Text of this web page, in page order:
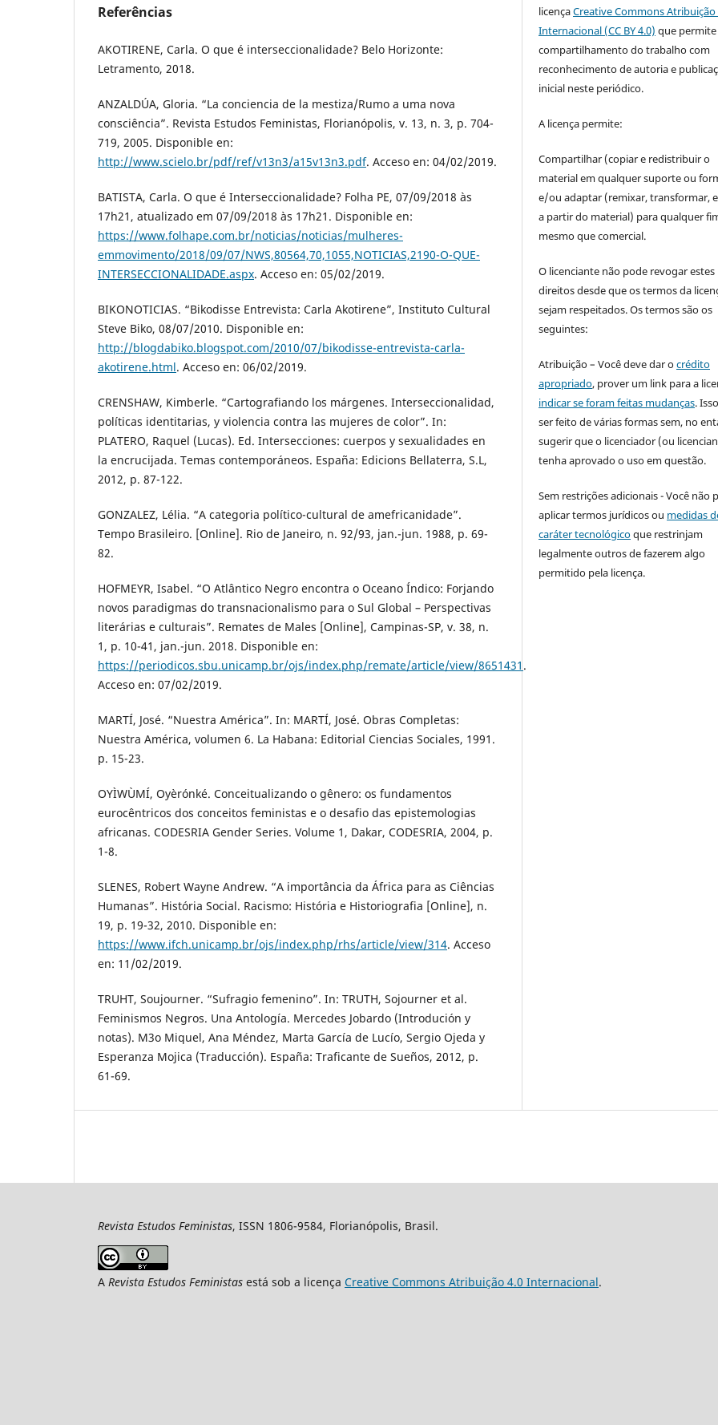
Referências
AKOTIRENE, Carla. O que é interseccionalidade? Belo Horizonte:
Letramento, 2018.
ANZALDÚA, Gloria. “La conciencia de la mestiza/Rumo a uma nova
consciência”. Revista Estudos Feministas, Florianópolis, v. 13, n. 3, p. 704-
719, 2005. Disponible en:
http://www.scielo.br/pdf/ref/v13n3/a15v13n3.pdf. Acceso en: 04/02/2019.
BATISTA, Carla. O que é Interseccionalidade? Folha PE, 07/09/2018 às
17h21, atualizado em 07/09/2018 às 17h21. Disponible en:
https://www.folhape.com.br/noticias/noticias/mulheres-
emmovimento/2018/09/07/NWS,80564,70,1055,NOTICIAS,2190-O-QUE-
INTERSECCIONALIDADE.aspx. Acceso en: 05/02/2019.
BIKONOTICIAS. “Bikodisse Entrevista: Carla Akotirene”, Instituto Cultural
Steve Biko, 08/07/2010. Disponible en:
http://blogdabiko.blogspot.com/2010/07/bikodisse-entrevista-carla-
akotirene.html. Acceso en: 06/02/2019.
CRENSHAW, Kimberle. “Cartografiando los márgenes. Interseccionalidad,
políticas identitarias, y violencia contra las mujeres de color”. In:
PLATERO, Raquel (Lucas). Ed. Intersecciones: cuerpos y sexualidades en
la encrucijada. Temas contemporáneos. España: Edicions Bellaterra, S.L,
2012, p. 87-122.
GONZALEZ, Lélia. “A categoria político-cultural de amefricanidade”.
Tempo Brasileiro. [Online]. Rio de Janeiro, n. 92/93, jan.-jun. 1988, p. 69-
82.
HOFMEYR, Isabel. “O Atlântico Negro encontra o Oceano Índico: Forjando
novos paradigmas do transnacionalismo para o Sul Global – Perspectivas
literárias e culturais”. Remates de Males [Online], Campinas-SP, v. 38, n.
1, p. 10-41, jan.-jun. 2018. Disponible en:
https://periodicos.sbu.unicamp.br/ojs/index.php/remate/article/view/8651431 .
Acceso en: 07/02/2019.
MARTÍ, José. “Nuestra América”. In: MARTÍ, José. Obras Completas:
Nuestra América, volumen 6. La Habana: Editorial Ciencias Sociales, 1991.
p. 15-23.
OYÌWÙMÍ, Oyèrónké. Conceitualizando o gênero: os fundamentos
eurocêntricos dos conceitos feministas e o desafio das epistemologias
africanas. CODESRIA Gender Series. Volume 1, Dakar, CODESRIA, 2004, p.
1-8.
SLENES, Robert Wayne Andrew. “A importância da África para as Ciências
Humanas”. História Social. Racismo: História e Historiografia [Online], n.
19, p. 19-32, 2010. Disponible en:
https://www.ifch.unicamp.br/ojs/index.php/rhs/article/view/314. Acceso
en: 11/02/2019.
TRUHT, Soujourner. “Sufragio femenino”. In: TRUTH, Sojourner et al.
Feminismos Negros. Una Antología. Mercedes Jobardo (Introdución y
notas). M3o Miquel, Ana Méndez, Marta García de Lucío, Sergio Ojeda y
Esperanza Mojica (Traducción). España: Traficante de Sueños, 2012, p.
61-69.
licençaCreative Commons Atribuição
Internacional (CC BY 4.0) que
compartilhamento do trabalho com
reconhecimento de autoria e
inicial neste periódico.
A licença permite:
Compartilhar (copiar e redistribuir o
material em qualquer suporte ou
e/ou adaptar (remixar, transformar,
a partir do material) para qualquer
mesmo que comercial.
O licenciante não pode revogar estes
direitos desde que os termos da
sejam respeitados. Os termos são os
seguintes:
Atribuição – Você deve dar ocrédito
apropriado, prover um link para a
indicar se foram feitas mudanças.
ser feito de várias formas sem, no
sugerir que o licenciador (ou
tenha aprovado o uso em questão.
Sem restrições adicionais - Você não
aplicar termos jurídicos ou medidas
caráter tecnológicoque restrinjam
legalmente outros de fazerem algo
permitido pela licença.
Revista Estudos Feministas, ISSN 1806-9584, Florianópolis, Brasil.
A Revista Estudos Feministas está sob a licença Creative Commons Atribuição 4.0 Internacional.